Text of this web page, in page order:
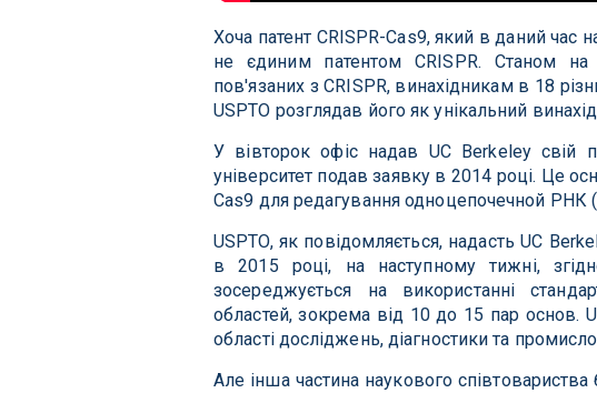
Хоча патент CRISPR-Cas9, який в даний час
не єдиним патентом CRISPR. Станом на
пов'язаних з CRISPR, винахідникам в 18
USPTO розглядав його як унікальний
У вівторок офіс надав UC Berkeley свій
університет подав заявку в 2014 році. Це
Cas9 для редагування одноцепочечной РНК
USPTO, як повідомляється, надасть UC
в 2015 році, на наступному тижні,
зосереджується на використанні
областей, зокрема від 10 до 15 пар основ.
області досліджень, діагностики та
Але інша частина наукового